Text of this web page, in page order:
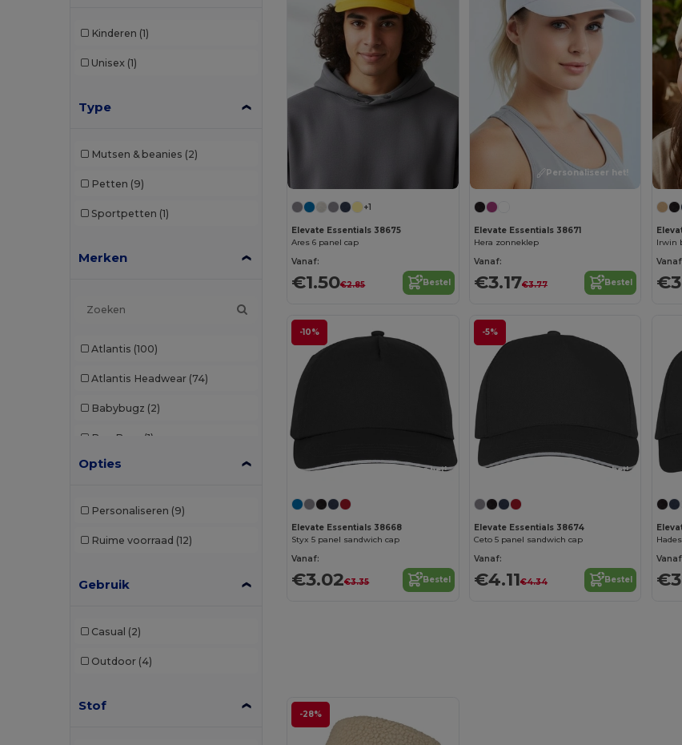
Kinderen (1)
Unisex (1)
Type
Mutsen & beanies (2)
Petten (9)
Sportpetten (1)
Merken
Atlantis (100)
Atlantis Headwear (74)
Babybugz (2)
Bag Base (1)
Beechfield
Egotier
Elevate NXT
Opties
Personaliseren (9)
Ruime voorraad (12)
Gebruik
Casual (2)
Outdoor (4)
Stof
+1
Elevate Essentials 38675
Ares 6 panel cap
Vanaf:
€1.50€2.85 Bestel
Personaliseer het!
Elevate Essentials 38671
Hera zonneklep
Vanaf:
€3.17€3.77 Bestel
Irwin
-10%
Personaliseer het!
Elevate Essentials 38668
Styx 5 panel sandwich cap
Vanaf:
€3.02€3.35 Bestel
-5%
Personaliseer het!
Elevate Essentials 38674
Ceto 5 panel sandwich cap
Vanaf:
€4.11€4.34 Bestel
-28%